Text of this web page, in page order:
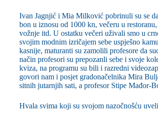
Ivan Jagnjić i Mia Milković pobrinuli su se
bon u iznosu od 1000 kn, večeru u
vožnje itd. U ostatku večeri uživali smo u
svojim modnim izričajem sebe uspješno
kasnije, maturanti su zamolili profesore da
način profesori su prepozanli sebe i svoje
kviza, na programu su bili i razredni
govori nam i posjet gradonačelnika Mira
sitnih jutarnjih sati, a profesor Stipe Mađor-
Hvala svima koji su svojom nazočnošću